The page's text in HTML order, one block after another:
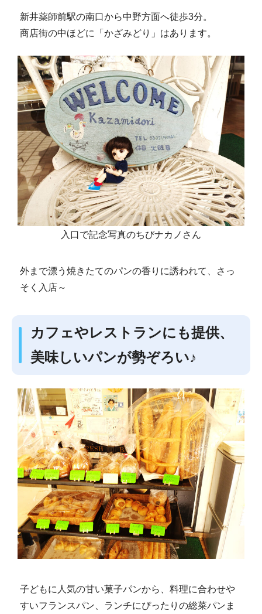
新井薬師前駅の南口から中野方面へ徒歩3分。
商店街の中ほどに「かざみどり」はあります。
入口で記念写真のちびナカノさん
外まで漂う焼きたてのパンの香りに誘われて、さっ
そく入店～
カフェやレストランにも提供、
美味しいパンが勢ぞろい♪
子どもに人気の甘い菓子パンから、料理に合わせや
すいフランスパン、ランチにぴったりの総菜パンま